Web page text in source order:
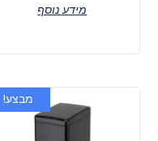
מידע נוסף
מבצע!